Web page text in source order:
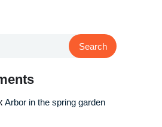
Search
Arbor in the spring garden